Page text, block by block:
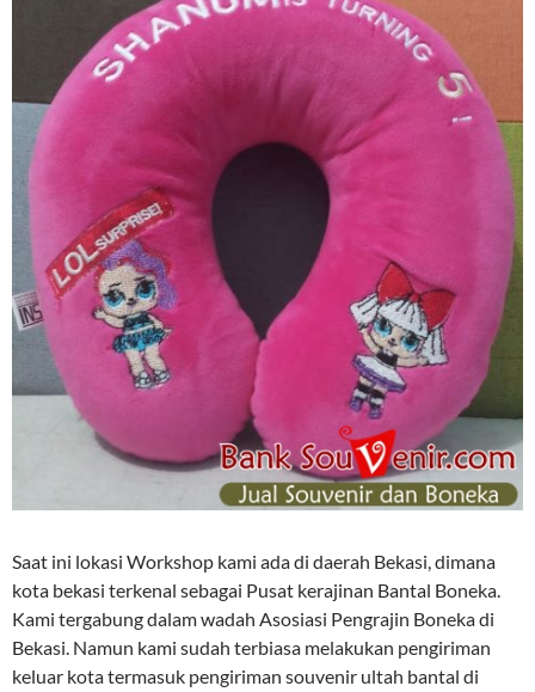
Saat ini lokasi Workshop kami ada di daerah Bekasi, dimana
kota bekasi terkenal sebagai Pusat kerajinan Bantal Boneka.
Kami tergabung dalam wadah Asosiasi Pengrajin Boneka di
Bekasi. Namun kami sudah terbiasa melakukan pengiriman
keluar kota termasuk pengiriman souvenir ultah bantal di